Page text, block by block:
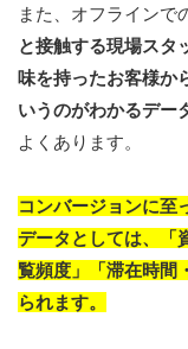
また、オフラインで
と接触する現場スタ
味を持ったお客様か
いうのがわかるデー
よくあります。
コンバージョンに至
データとしては、「
覧頻度」「滞在時間
られます。